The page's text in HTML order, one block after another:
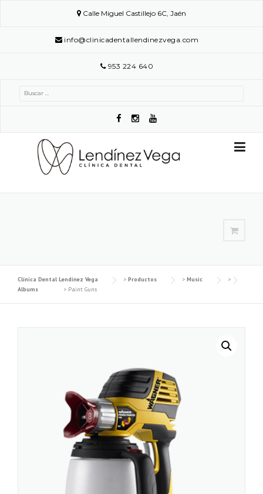
Calle Miguel Castillejo 6C, Jaén
info@clinicadentallendinezvega.com
953 224 640
Buscar:
Clínica Dental Lendínez Vega > Productos > Music
>
Albums
> Paint Guns